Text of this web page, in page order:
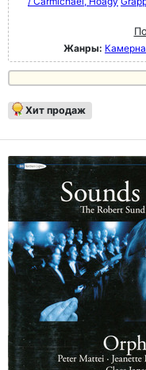
Жанры:
Хит продаж